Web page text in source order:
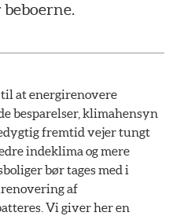
til at energirenovere
besparelser, klimahensyn
fremtid vejer tungt
indeklima og mere
bør tages med i
af
Vi giver her en